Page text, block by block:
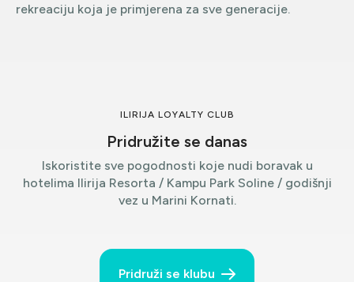
rekreaciju koja je primjerena za sve generacije.
ILIRIJA LOYALTY CLUB
Pridružite se danas
Iskoristite sve pogodnosti koje nudi boravak u
hotelima Ilirija Resorta / Kampu Park Soline / godišnji
vez u Marini Kornati.
Pridruži se klubu